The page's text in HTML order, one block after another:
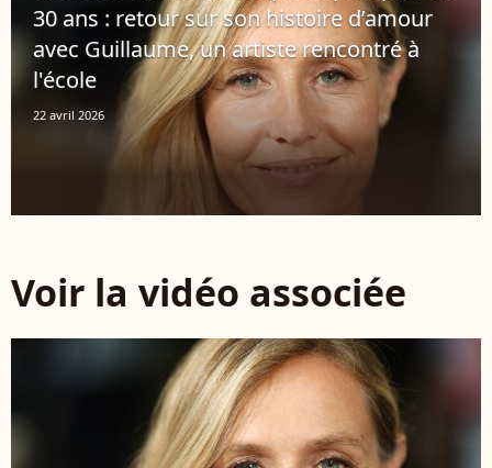
30 ans : retour sur son histoire d’amour
avec Guillaume, un artiste rencontré à
l'école
22 avril 2026
Voir la vidéo associée